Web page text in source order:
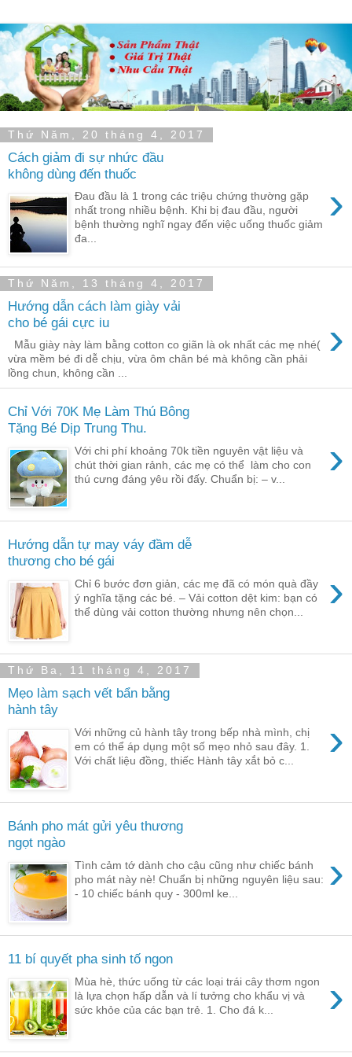
Thứ Năm, 20 tháng 4, 2017
Cách giảm đi sự nhức đầu
không dùng đến thuốc
›
Ðau đầu là 1 trong các triệu chứng thường gặp
nhất trong nhiều bệnh. Khi bị đau đầu, người
bệnh thường nghĩ ngay đến việc uống thuốc giảm
đa...
Thứ Năm, 13 tháng 4, 2017
Hướng dẫn cách làm giày vải
cho bé gái cực iu
›
Mẫu giày này làm bằng cotton co giãn là ok nhất các mẹ nhé(
vừa mềm bé đi dễ chịu, vừa ôm chân bé mà không cần phải
lồng chun, không cần ...
Chỉ Với 70K Mẹ Làm Thú Bông
Tặng Bé Dịp Trung Thu.
›
Với chi phí khoảng 70k tiền nguyên vật liệu và
chút thời gian rảnh, các mẹ có thể làm cho con
thú cưng đáng yêu rồi đấy. Chuẩn bị: – v...
Hướng dẫn tự may váy đầm dễ
thương cho bé gái
›
Chỉ 6 bước đơn giản, các mẹ đã có món quà đầy
ý nghĩa tặng các bé. – Vải cotton dệt kim: bạn có
thể dùng vải cotton thường nhưng nên chọn...
Thứ Ba, 11 tháng 4, 2017
Mẹo làm sạch vết bẩn bằng
hành tây
›
Với những củ hành tây trong bếp nhà mình, chị
em có thể áp dụng một số mẹo nhỏ sau đây. 1.
Với chất liệu đồng, thiếc Hành tây xắt bỏ c...
Bánh pho mát gửi yêu thương
ngọt ngào
›
Tình cảm tớ dành cho cậu cũng như chiếc bánh
pho mát này nè! Chuẩn bị những nguyên liệu sau:
- 10 chiếc bánh quy - 300ml ke...
11 bí quyết pha sinh tố ngon
›
Mùa hè, thức uống từ các loại trái cây thơm ngon
là lựa chọn hấp dẫn và lí tưởng cho khẩu vị và
sức khỏe của các bạn trẻ. 1. Cho đá k...